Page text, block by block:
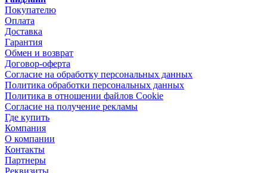
Покупателю
Оплата
Доставка
Гарантия
Обмен и возврат
Договор-оферта
Согласие на обработку персональных данных
Политика обработки персональных данных
Политика в отношении файлов Cookie
Согласие на получение рекламы
Где купить
Компания
О компании
Контакты
Партнеры
Реквизиты